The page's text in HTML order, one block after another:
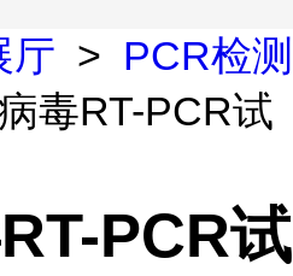
厅 > PCR检测
毒RT-PCR试
PCR试